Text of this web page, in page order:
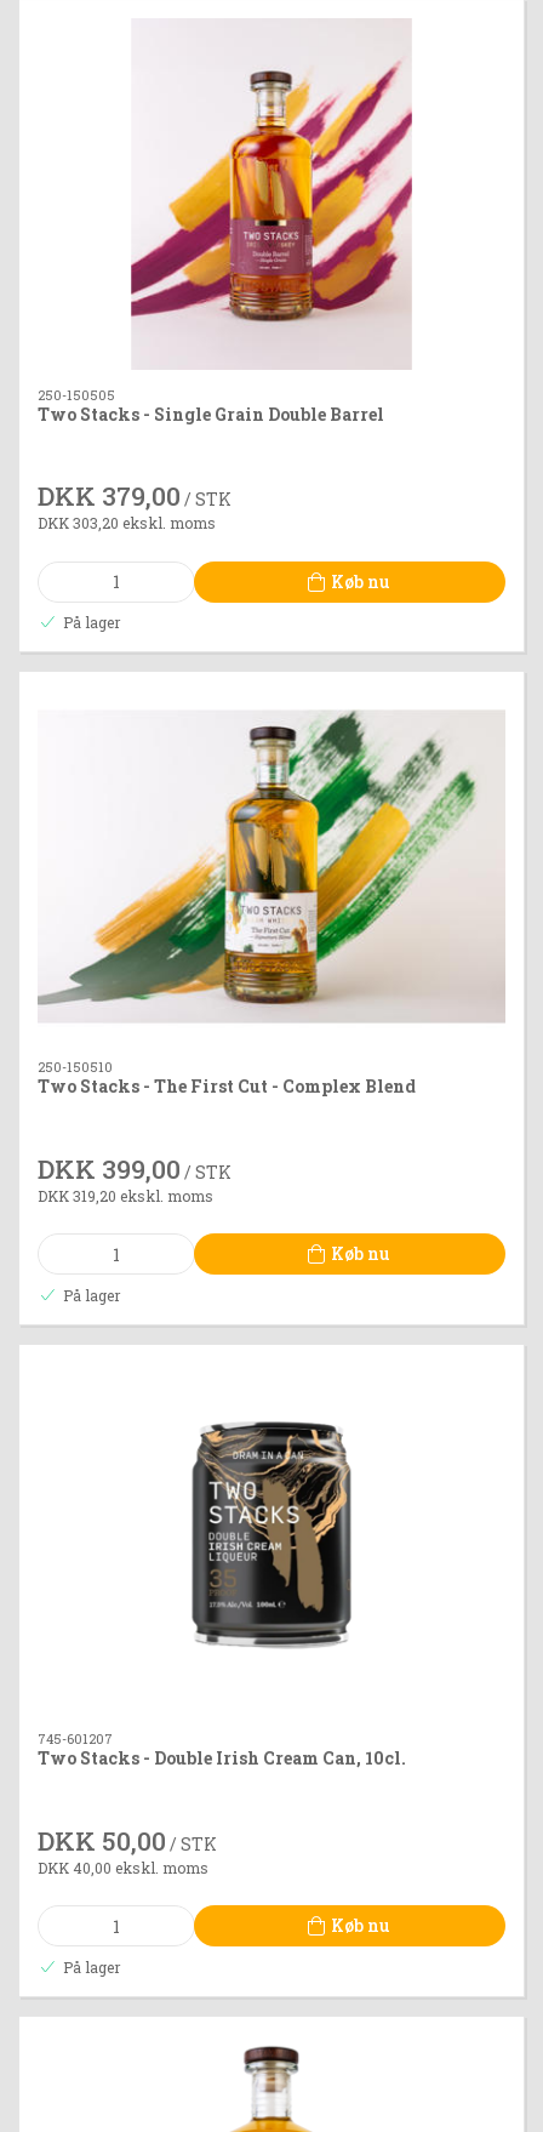
250-150505
Two Stacks - Single Grain Double Barrel
DKK 379,00 / STK
DKK 303,20 ekskl. moms
Køb nu
På lager
250-150510
Two Stacks - The First Cut - Complex Blend
DKK 399,00 / STK
DKK 319,20 ekskl. moms
Køb nu
På lager
745-601207
Two Stacks - Double Irish Cream Can, 10cl.
DKK 50,00 / STK
DKK 40,00 ekskl. moms
Køb nu
På lager